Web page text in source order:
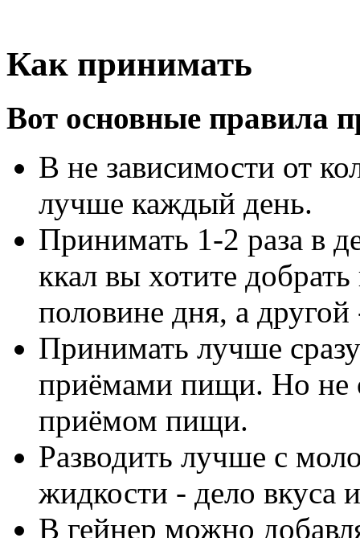
Как принимать
Вот основные правила
В не зависимости от
лучше каждый день.
Принимать 1-2 раза в
ккал вы хотите
половине дня, а другой
Принимать лучше
приёмами пищи. Но не
приёмом пищи.
Разводить лучше с
жидкости - дело вкуса
В гейнер можно